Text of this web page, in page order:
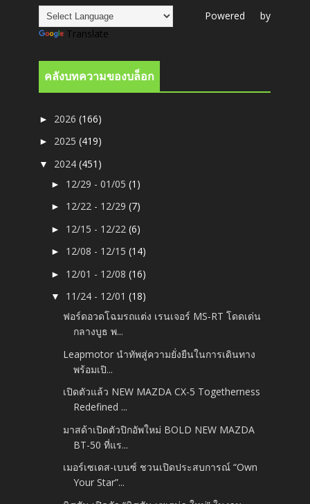
Powered by
Translate
คลังบทความของบล็อก
► 2026(166)
► 2025(419)
▼ 2024(451)
► 12/29 - 01/05(1)
► 12/22 - 12/29(7)
► 12/15 - 12/22(6)
► 12/08 - 12/15(14)
► 12/01 - 12/08(16)
▼ 11/24 - 12/01(18)
ฟอร์ดอวดโฉมรถแต่ง เรนเจอร์ MS-RT โดดเด่น
กลางบูธ พ...
Leapmotor นำทัพสู่ความยั่งยืนในการเดินทาง
พร้อมเปิ...
เปิดตัวแล้ว NEW MAZDA CX-5 Togetherness
Redefined ...
มาสด้าเปิดตัวปิกอัพใหม่ BOLD NEW MAZDA
BT-50 ที่แร...
เมอร์เซเดส-เบนซ์ ชวนเปิดประสบการณ์ “Own
Your Star”...